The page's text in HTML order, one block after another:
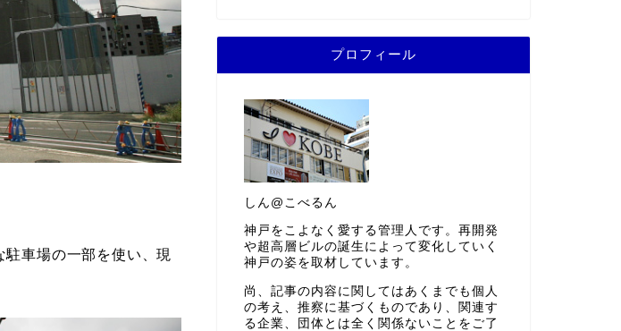
車場の一部を使い、現
プロフィール
しん@こべるん
神戸をこよなく愛する管理人です。再開発
や超高層ビルの誕生によって変化していく
神戸の姿を取材しています。
尚、記事の内容に関してはあくまでも個人
の考え、推察に基づくものであり、関連す
る企業、団体とは全く関係ないことをご了